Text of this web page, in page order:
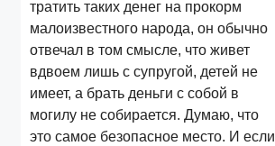
тратить таких денег на прокорм
малоизвестного народа, он обычно
отвечал в том смысле, что живет
вдвоем лишь с супругой, детей не
имеет, а брать деньги с собой в
могилу не собирается. Думаю, что
это самое безопасное место. И если